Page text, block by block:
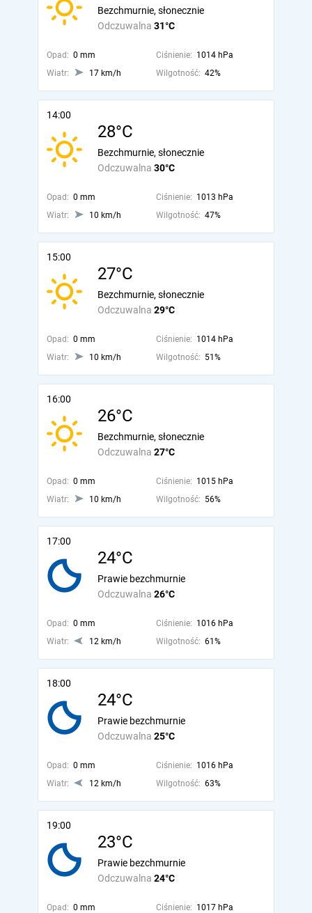
Odczuwalna 31°C
Bezchmurnie, słonecznie
Opad: 0 mm Ciśnienie: 1014 hPa
Wiatr:
17 km/h Wilgotność: 42%
14:00
28°C
Odczuwalna 30°C
Bezchmurnie, słonecznie
Opad: 0 mm Ciśnienie: 1013 hPa
Wiatr:
10 km/h Wilgotność: 47%
15:00
27°C
Odczuwalna 29°C
Bezchmurnie, słonecznie
Opad: 0 mm Ciśnienie: 1014 hPa
Wiatr:
10 km/h Wilgotność: 51%
16:00
26°C
Odczuwalna 27°C
Bezchmurnie, słonecznie
Opad: 0 mm Ciśnienie: 1015 hPa
Wiatr:
10 km/h Wilgotność: 56%
17:00
24°C
Odczuwalna 26°C
Prawie bezchmurnie
Opad: 0 mm Ciśnienie: 1016 hPa
Wiatr:
12 km/h Wilgotność: 61%
18:00
24°C
Odczuwalna 25°C
Prawie bezchmurnie
Opad: 0 mm Ciśnienie: 1016 hPa
Wiatr:
12 km/h Wilgotność: 63%
19:00
23°C
Odczuwalna 24°C
Prawie bezchmurnie
Opad: 0 mm Ciśnienie: 1017 hPa